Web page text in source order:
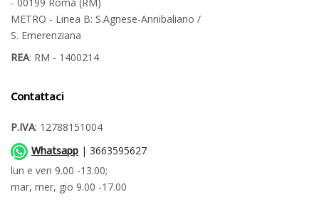
METRO - Linea B: S.Agnese-Annibaliano /
S. Emerenziana
REA: RM - 1400214
Contattaci
P.IVA: 12788151004
Whatsapp | 3663595627
lun e ven 9.00 -13.00;
mar, mer, gio 9.00 -17.00